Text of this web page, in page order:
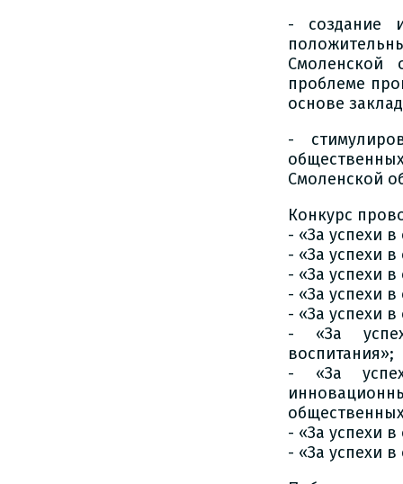
- создание
Смоленской
проблеме
основе
-
Смоленской
Конкурс
- «За успехи
- «За успехи
- «За успехи
- «За успехи
- «За успехи
- «За
воспитания»;
- «За
- «За успехи
- «За успехи